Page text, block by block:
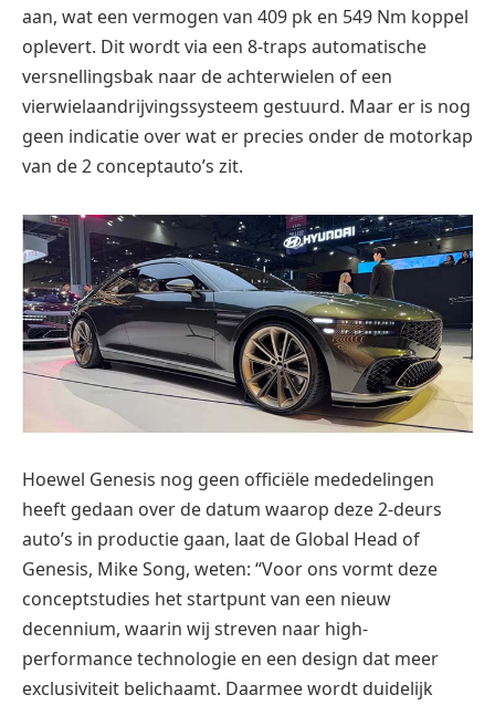
aan, wat een vermogen van 409 pk en 549 Nm koppel
oplevert. Dit wordt via een 8-traps automatische
versnellingsbak naar de achterwielen of een
vierwielaandrijvingssysteem gestuurd. Maar er is nog
geen indicatie over wat er precies onder de motorkap
van de 2 conceptauto’s zit.
Hoewel Genesis nog geen officiële mededelingen
heeft gedaan over de datum waarop deze 2-deurs
auto’s in productie gaan, laat de Global Head of
Genesis, Mike Song, weten: “Voor ons vormt deze
conceptstudies het startpunt van een nieuw
decennium, waarin wij streven naar high-
performance technologie en een design dat meer
exclusiviteit belichaamt. Daarmee wordt duidelijk